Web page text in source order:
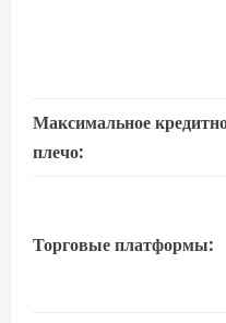
Максимальное
плечо:
Торговые платформы: